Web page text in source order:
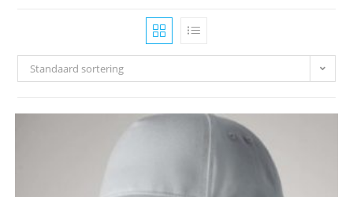
Standaard sortering